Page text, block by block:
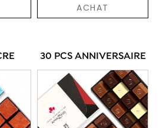
ACHAT
30 PCS ANNIVERSAIRE